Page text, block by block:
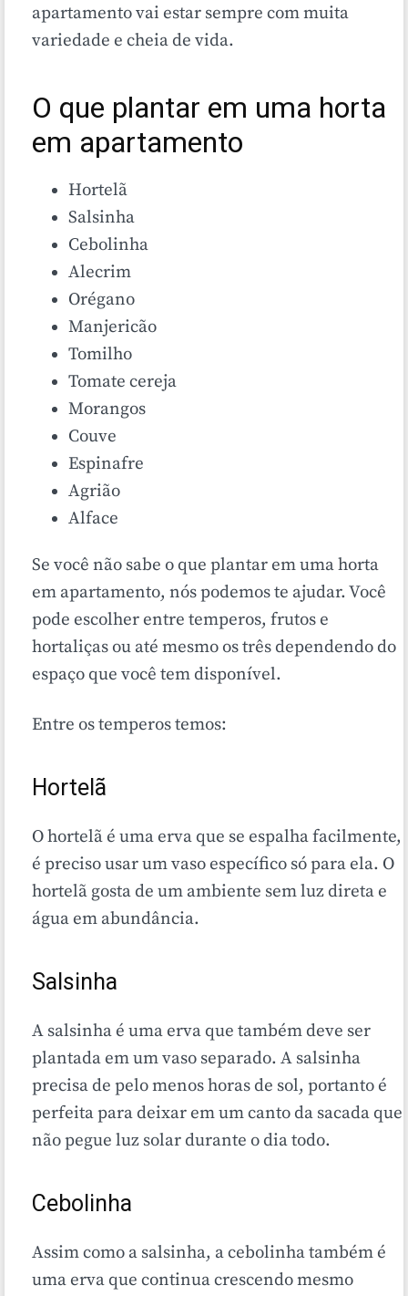
apartamento vai estar sempre com muita
variedade e cheia de vida.
O que plantar em uma horta
em apartamento
Hortelã
Salsinha
Cebolinha
Alecrim
Orégano
Manjericão
Tomilho
Tomate cereja
Morangos
Couve
Espinafre
Agrião
Alface
Se você não sabe o que plantar em uma horta
em apartamento, nós podemos te ajudar. Você
pode escolher entre temperos, frutos e
hortaliças ou até mesmo os três dependendo do
espaço que você tem disponível.
Entre os temperos temos:
Hortelã
O hortelã é uma erva que se espalha facilmente,
é preciso usar um vaso específico só para ela. O
hortelã gosta de um ambiente sem luz direta e
água em abundância.
Salsinha
A salsinha é uma erva que também deve ser
plantada em um vaso separado. A salsinha
precisa de pelo menos horas de sol, portanto é
perfeita para deixar em um canto da sacada que
não pegue luz solar durante o dia todo.
Cebolinha
Assim como a salsinha, a cebolinha também é
uma erva que continua crescendo mesmo